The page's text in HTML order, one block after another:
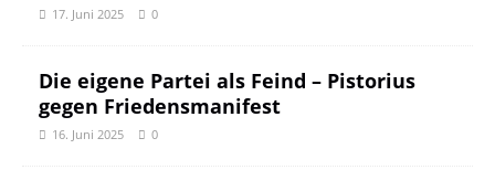
17. Juni 2025 0
Die eigene Partei als Feind – Pistorius
gegen Friedensmanifest
16. Juni 2025 0